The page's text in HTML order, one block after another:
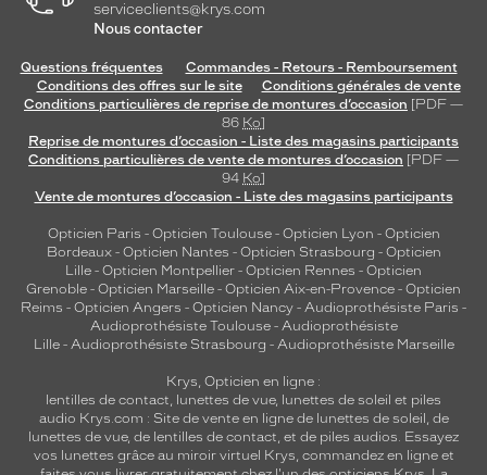
serviceclients@krys.com
Nous contacter
Questions fréquentes
Commandes - Retours - Remboursement
Conditions des offres sur le site
Conditions générales de vente
Conditions particulières de reprise de montures d’occasion [PDF —
86 Ko]
Reprise de montures d’occasion - Liste des magasins participants
Conditions particulières de vente de montures d’occasion [PDF —
94 Ko]
Vente de montures d’occasion - Liste des magasins participants
Opticien Paris - Opticien Toulouse- Opticien Lyon - Opticien
Bordeaux- Opticien Nantes - Opticien Strasbourg - Opticien
Lille - Opticien Montpellier - Opticien Rennes - Opticien
Grenoble - Opticien Marseille - Opticien Aix-en-Provence - Opticien
Reims - Opticien Angers - Opticien Nancy - Audioprothésiste Paris -
Audioprothésiste Toulouse- Audioprothésiste
Lille- Audioprothésiste Strasbourg - Audioprothésiste Marseille
Krys, Opticien en ligne :
lentilles de contact, lunettes de vue, lunettes de soleil et piles
audio Krys.com : Site de vente en ligne de lunettes de soleil, de
lunettes de vue, de lentilles de contact, et de piles audios. Essayez
vos lunettes grâce au miroir virtuel Krys, commandez en ligne et